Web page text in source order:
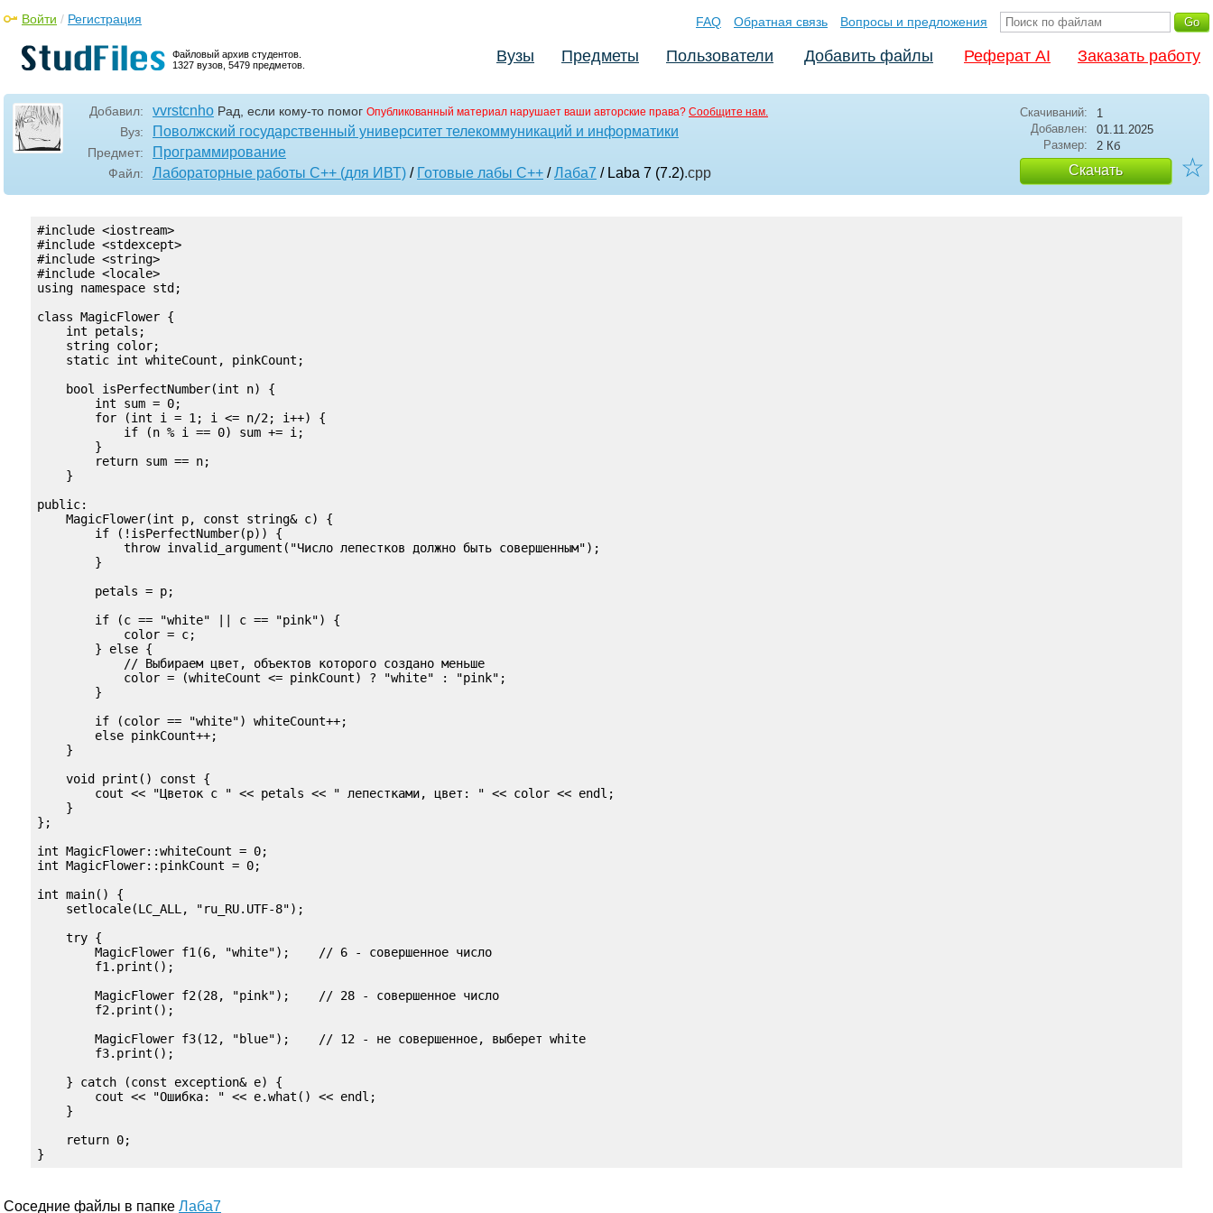
Файловый архив студентов.
1327 вузов, 5479 предметов.
Войти / Регистрация FAQ Обратная связь Вопросы и предложения
Вузы Предметы Пользователи Добавить файлы Реферат AI Заказать работу
Добавил: vvrstcnho Рад, если кому-то помог Опубликованный материал нарушает ваши авторские права? Сообщите нам.
Вуз: Поволжский государственный университет телекоммуникаций и информатики
Предмет: Программирование
Файл: Лабораторные работы С++ (для ИВТ) / Готовые лабы С++ /Лаба7 / Laba 7 (7.2).cpp
Скачиваний:
1
Добавлен:
01.11.2025
Размер:
2 Кб
Скачать ☆
#include <iostream>
#include <stdexcept>
#include <string>
#include <locale>
using namespace std;
class MagicFlower {
    int petals;
    string color;
    static int whiteCount, pinkCount;
    bool isPerfectNumber(int n) {
        int sum = 0;
        for (int i = 1; i <= n/2; i++) {
            if (n % i == 0) sum += i;
        }
        return sum == n;
    }
public:
    MagicFlower(int p, const string& c) {
        if (!isPerfectNumber(p)) {
            throw invalid_argument("Число лепестков должно быть совершенным");
        }
        petals = p;
        if (c == "white" || c == "pink") {
            color = c;
        } else {
            // Выбираем цвет, объектов которого создано меньше
            color = (whiteCount <= pinkCount) ? "white" : "pink";
        }
        if (color == "white") whiteCount++;
        else pinkCount++;
    }
    void print() const {
        cout << "Цветок с " << petals << " лепестками, цвет: " << color << endl;
    }
};
int MagicFlower::whiteCount = 0;
int MagicFlower::pinkCount = 0;
int main() {
    setlocale(LC_ALL, "ru_RU.UTF-8");
    try {
        MagicFlower f1(6, "white");    // 6 - совершенное число
        f1.print();
        MagicFlower f2(28, "pink");    // 28 - совершенное число
        f2.print();
        MagicFlower f3(12, "blue");    // 12 - не совершенное, выберет white
        f3.print();
    } catch (const exception& e) {
        cout << "Ошибка: " << e.what() << endl;
    }
    return 0;
}
Соседние файлы в папке Лаба7